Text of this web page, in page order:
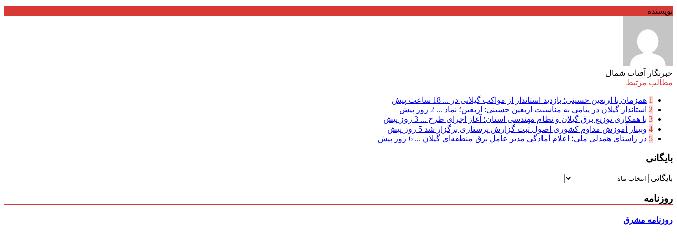
نویسنده
خبرنگار آفتاب شمال
مطالب مرتبط
1 همزمان با اربعین حسینی؛ بازدید استاندار از مواکب گیلانی در ... 18 ساعت پیش
2 استاندار گیلان در پیامی به مناسبت اربعین حسینی: اربعین؛ نماد ... 2 روز پیش
3 با همکاری توزیع برق گیلان و نظام مهندسی استان؛ آغاز اجرای طرح ... 3 روز پیش
4 وبینار آموزش مداوم کشوری اصول ثبت گزارش پرستاری برگزار شد 5 روز پیش
5 در راستای همدلی ملی؛ اعلام آمادگی مدیر عامل برق منطقه‌ای گیلان ... 6 روز پیش
بایگانی
بایگانی
روزنامه
روزنامه مشرق